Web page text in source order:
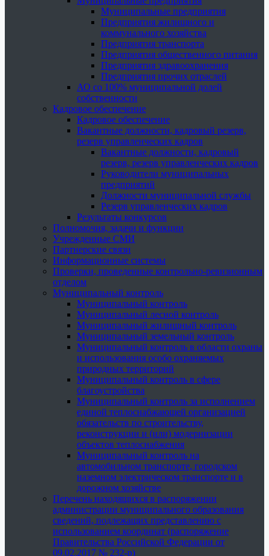
Муниципальные предприятия
Предприятия жилищного и
коммунального хозяйства
Предприятия транспорта
Предприятия общественного питания
Предприятия здравоохранения
Предприятия прочих отраслей
АО со 100% муниципальной долей
собственности
Кадровое обеспечение
Кадровое обеспечение
Вакантные должности, кадровый резерв,
резерв управленческих кадров
Вакантные должности, кадровый
резерв, резерв управленческих кадров
Руководители муниципальных
предприятий
Должности муниципальной службы
Резерв управленческих кадров
Результаты конкурсов
Полномочия, задачи и функции
Учрежденные СМИ
Партнерские связи
Информационные системы
Проверки, проведенные контрольно-ревизионным
отделом
Муниципальный контроль
Муниципальный контроль
Муниципальный лесной контроль
Муниципальный жилищный контроль
Муниципальный земельный контроль
Муниципальный контроль в области охраны
и использования особо охраняемых
природных территорий
Муниципальный контроль в сфере
благоустройства
Муниципальный контроль за исполнением
единой теплоснабжающей организацией
обязательств по строительству,
реконструкции и (или) модернизации
объектов теплоснабжения
Муниципальный контроль на
автомобильном транспорте, городском
наземном электрическом транспорте и в
дорожном хозяйстве
Перечень находящихся в распоряжении
администрации муниципального образования
сведений, подлежащих представлению с
использованием координат (распоряжение
Правительства Российской Федерации от
09.02.2017 № 232-р)